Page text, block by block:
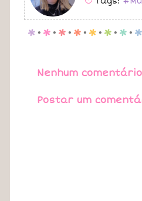
p . p . p . p . p . p . p . p
Nenhum
Postar um